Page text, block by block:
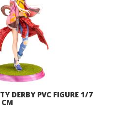
DERBY PVC FIGURE 1/7